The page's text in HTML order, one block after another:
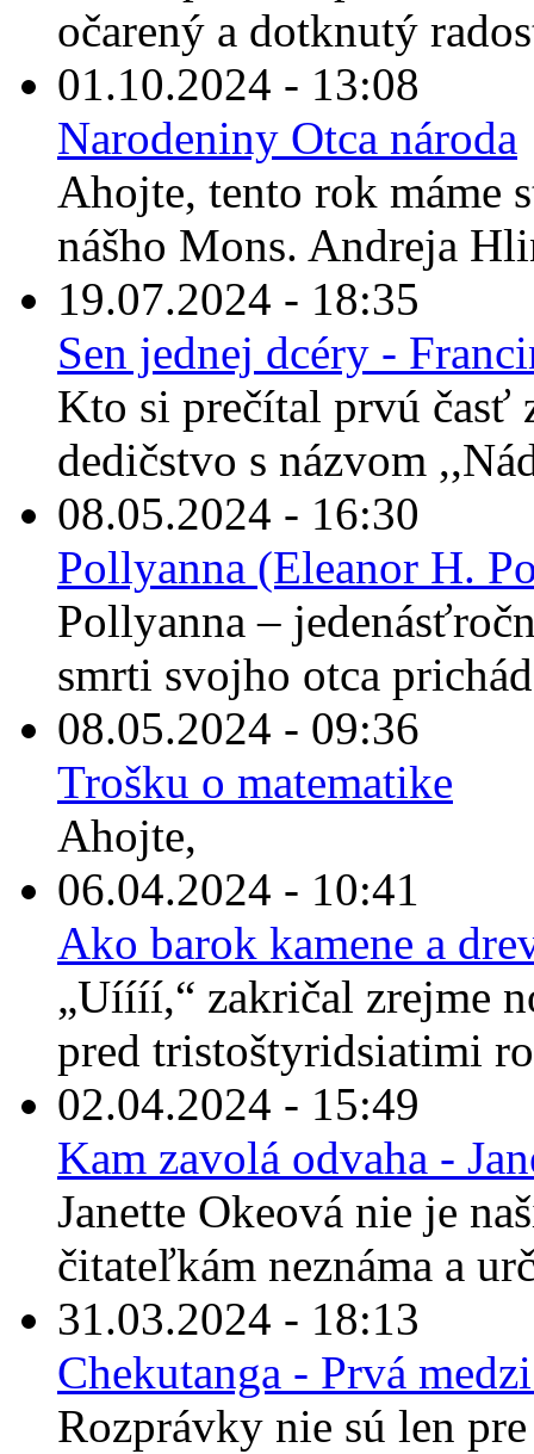
očarený a dotknutý
01.10.2024 - 13:08
Narodeniny Otca národa
Ahojte, tento rok máme
nášho Mons. Andreja
19.07.2024 - 18:35
Sen jednej dcéry -
Kto si prečítal prvú časť
dedičstvo s názvom
08.05.2024 - 16:30
Pollyanna (Eleanor H.
Pollyanna –
smrti svojho otca
08.05.2024 - 09:36
Trošku o matematike
Ahojte,
06.04.2024 - 10:41
Ako barok kamene a
„Uíííí,“ zakričal zrejme
pred tristoštyridsiatimi
02.04.2024 - 15:49
Kam zavolá odvaha -
Janette Okeová nie je
čitateľkám neznáma a
31.03.2024 - 18:13
Chekutanga - Prvá
Rozprávky nie sú len